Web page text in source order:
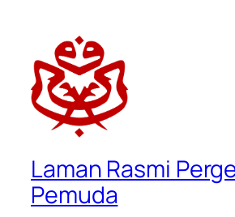
Laman Rasmi
Pemuda